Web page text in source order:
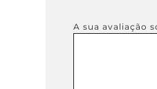
A sua avaliação